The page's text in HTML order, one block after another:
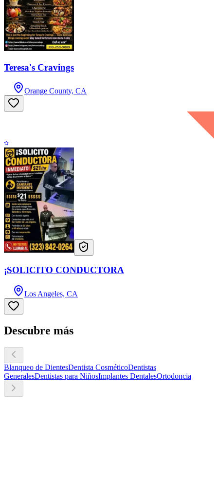
Teresa's Cravings
Orange County, CA
¡SOLICITO CONDUCTORA
Los Angeles, CA
Descubre más
Blanqueo de DientesDentista CosméticoDentistas
GeneralesDentistas para NiñosImplantes DentalesOrtodoncia